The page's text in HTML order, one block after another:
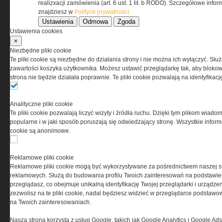
Codzienne źródło informacji o taktyce,
Copyright © 2004-2019 Grupa MEDIUM
realizxacji zamówienia (art. 6 ust. 1 lit. b RODO). Szczegółowe
znajdziesz w Polityce prywatności
Ustawienia Odmowa Zgoda
Ustawienia cookies
×
Niezbędne pliki cookie
Te pliki cookie są niezbędne do działania strony i nie można ich wyłączyć.
zawartości koszyka użytkownika. Możesz ustawić przeglądarkę tak, aby
strona nie będzie działała poprawnie. Te pliki cookie pozwalają na
Analityczne pliki cookie
Te pliki cookie pozwalają liczyć wizyty i źródła ruchu. Dzięki tym plikom
popularne i w jaki sposób poruszają się odwiedzający stronę. Wszystkie
cookie są anonimowe.
Reklamowe pliki cookie
Reklamowe pliki cookie mogą być wykorzystywane za pośrednictwem naszej
reklamowych. Służą do budowania profilu Twoich zainteresowań na
przeglądasz, co obejmuje unikalną identyfikację Twojej przeglądarki i
zezwolisz na te pliki cookie, nadal będziesz widzieć w przeglądarce
na Twoich zainteresowaniach.
Nasza strona korzysta z usług Google, takich jak Google Analytics i Google